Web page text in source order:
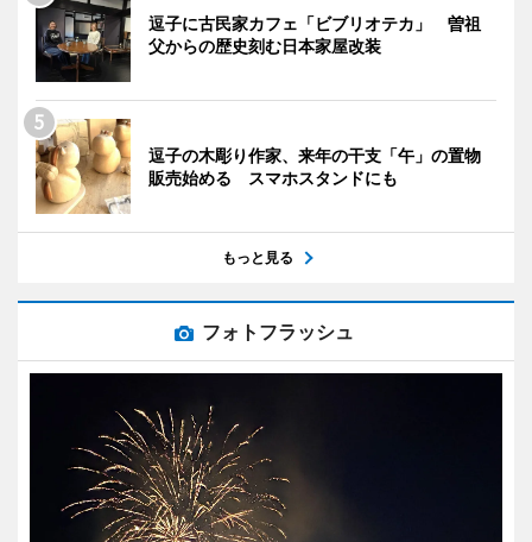
逗子に古民家カフェ「ビブリオテカ」 曽祖
父からの歴史刻む日本家屋改装
逗子の木彫り作家、来年の干支「午」の置物
販売始める スマホスタンドにも
もっと見る
フォトフラッシュ